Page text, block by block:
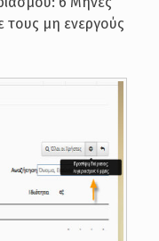
τους μη ενεργούς